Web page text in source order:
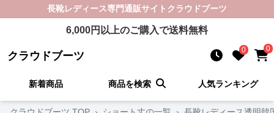
長靴レディース専門通販サイト クラウドブーツ
6,000円以上のご購入で送料無料
クラウドブーツ 0 0
新着商品 商品を検索 人気ランキング